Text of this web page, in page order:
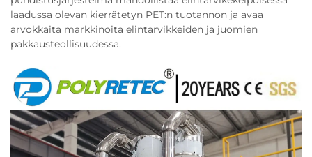
laadussa olevan kierrätetyn PET:n tuotannon ja avaa
arvokkaita markkinoita elintarvikkeiden ja juomien
pakkausteollisuudessa.